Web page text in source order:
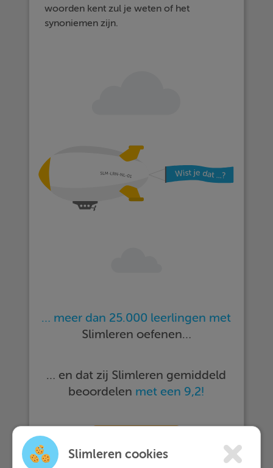
woorden kent zul je weten of het
synoniemen zijn.
… meer dan 25.000 leerlingen met
Slimleren oefenen…
… en dat zij Slimleren gemiddeld
beoordelen met een 9,2!
Slimleren cookies